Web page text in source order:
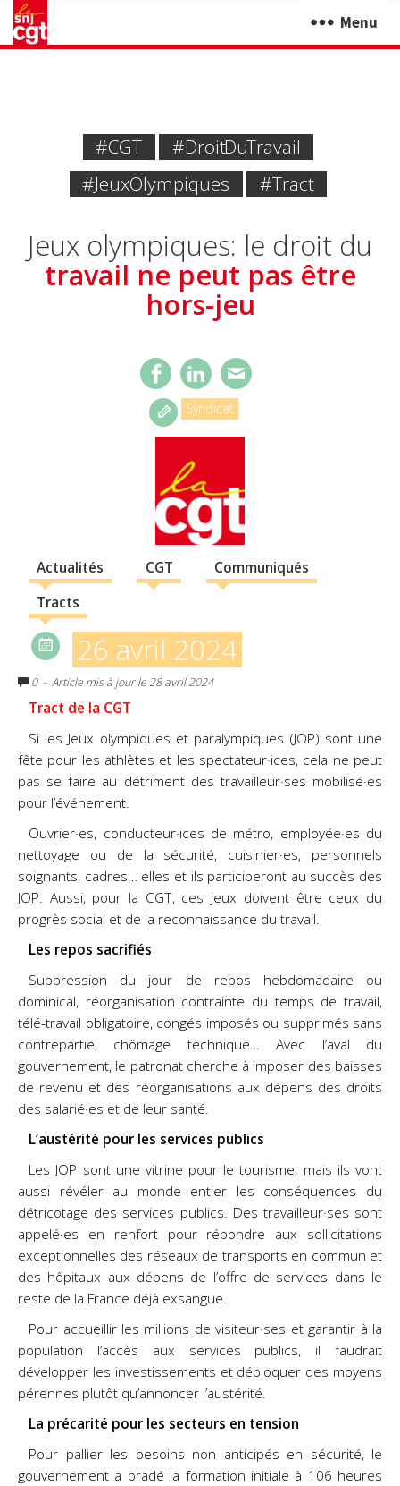
Menu
#CGT
#Droit Du Travail
#JeuxOlympiques
#Tract
Jeux olympiques: le droit du
travail ne peut pas être
hors-jeu
Syndicat
Actualités CGT
Communiqués
Tracts
26 avril 2024
0 - Article mis à jour le 28 avril 2024
Tract de la CGT
Si les Jeux olympiques et paralympiques (JOP) sont une
fête pour les athlètes et les spectateur·ices, cela ne peut
pas se faire au détriment des travailleur·ses mobilisé·es
pour l’événement.
Ouvrier·es, conducteur·ices de métro, employée·es du
nettoyage ou de la sécurité, cuisinier·es, personnels
soignants, cadres… elles et ils participeront au succès des
JOP. Aussi, pour la CGT, ces jeux doivent être ceux du
progrès social et de la reconnaissance du travail.
Les repos sacrifiés
Suppression du jour de repos hebdomadaire ou
dominical, réorganisation contrainte du temps de travail,
télé-travail obligatoire, congés imposés ou supprimés sans
contrepartie, chômage technique… Avec l’aval du
gouvernement, le patronat cherche à imposer des baisses
de revenu et des réorganisations aux dépens des droits
des salarié·es et de leur santé.
L’austérité pour les services publics
Les JOP sont une vitrine pour le tourisme, mais ils vont
aussi révéler au monde entier les conséquences du
détricotage des services publics. Des travailleur·ses sont
appelé·es en renfort pour répondre aux sollicitations
exceptionnelles des réseaux de transports en commun et
des hôpitaux aux dépens de l’offre de services dans le
reste de la France déjà exsangue.
Pour accueillir les millions de visiteur·ses et garantir à la
population l’accès aux services publics, il faudrait
développer les investissements et débloquer des moyens
pérennes plutôt qu’annoncer l’austérité.
La précarité pour les secteurs en tension
Pour pallier les besoins non anticipés en sécurité, le
gouvernement a bradé la formation initiale à 106 heures